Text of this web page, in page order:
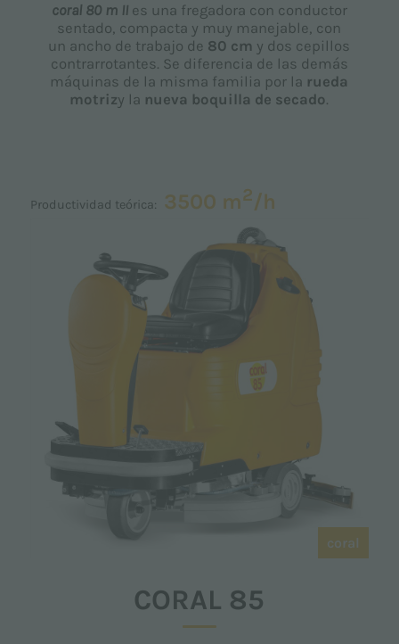
coral 80 m II es una fregadora con conductor
sentado, compacta y muy manejable, con
un ancho de trabajo de 80 cm y dos cepillos
contrarrotantes. Se diferencia de las demás
máquinas de la misma familia por la rueda
motrizy la nueva boquilla de secado.
Productividad teórica: 3500 m2/h
coral
CORAL 85